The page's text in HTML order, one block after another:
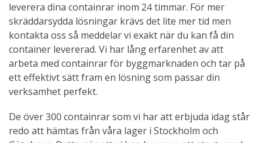
leverera dina containrar inom 24 timmar. För mer
skräddarsydda lösningar krävs det lite mer tid men
kontakta oss så meddelar vi exakt när du kan få din
container levererad. Vi har lång erfarenhet av att
arbeta med containrar för byggmarknaden och tar på
ett effektivt sätt fram en lösning som passar din
verksamhet perfekt.
De över 300 containrar som vi har att erbjuda idag står
redo att hämtas från våra lager i Stockholm och